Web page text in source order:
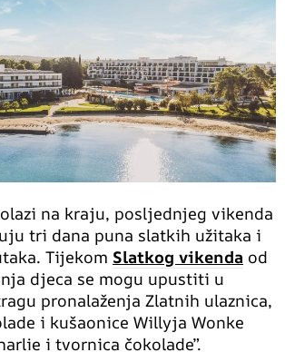
na kraju, posljednjeg vikenda
tri dana puna slatkih užitaka i
Tijekom Slatkog vikenda od
djeca se mogu upustiti u
pronalaženja Zlatnih ulaznica,
i kušaonice Willyja Wonke
i tvornica čokolade”.